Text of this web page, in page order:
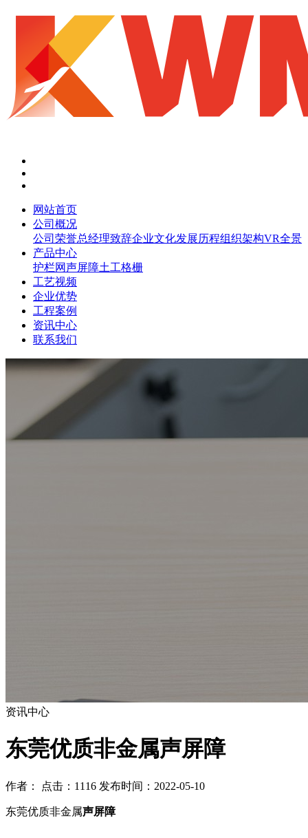
网站首页
公司概况
公司荣誉总经理致辞企业文化发展历程组织架构VR全景
产品中心
护栏网声屏障土工格栅
工艺视频
企业优势
工程案例
资讯中心
联系我们
资讯中心
东莞优质非金属声屏障
作者： 点击：1116 发布时间：2022-05-10
东莞优质非金属声屏障